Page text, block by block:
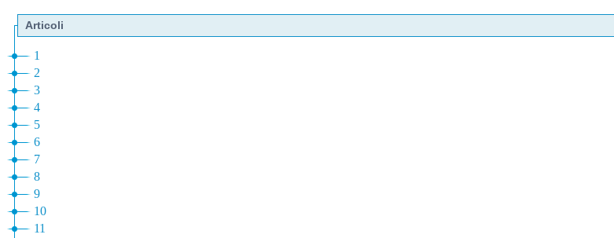
Articoli
1
2
3
4
5
6
7
8
9
10
11